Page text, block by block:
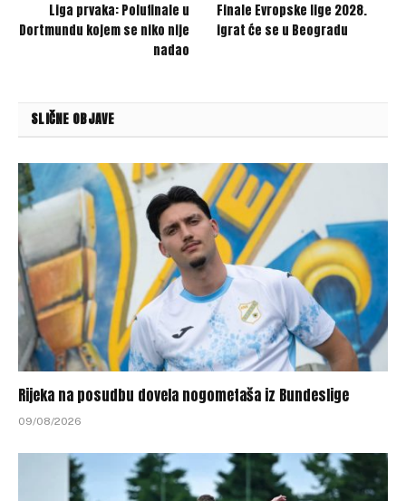
Liga prvaka: Polufinale u
Dortmundu kojem se niko nije
nadao
Finale Evropske lige 2028.
igrat će se u Beogradu
SLIČNE OBJAVE
Rijeka na posudbu dovela nogometaša iz Bundeslige
09/08/2026